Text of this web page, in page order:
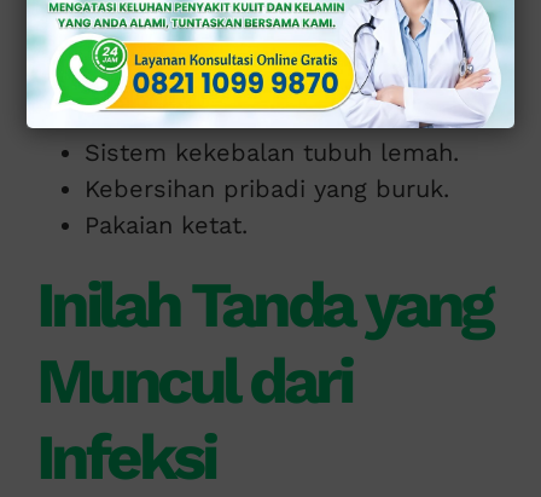
Candidameliputi:
Penggunaan pengobatan antibiotik.
Perubahan hormon.
Sistem kekebalan tubuh lemah.
Kebersihan pribadi yang buruk.
Pakaian ketat.
Inilah Tanda yang
Muncul dari
Infeksi